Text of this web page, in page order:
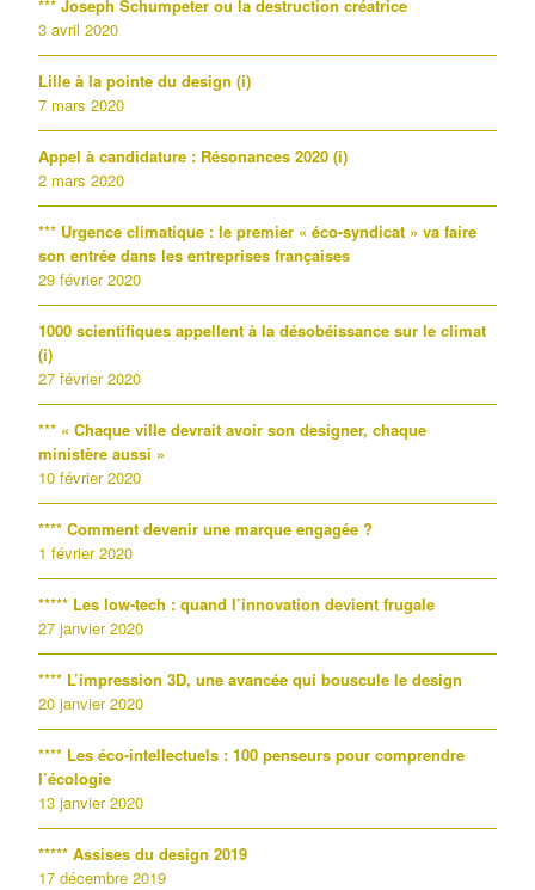
*** Joseph Schumpeter ou la destruction créatrice
3 avril 2020
Lille à la pointe du design (i)
7 mars 2020
Appel à candidature : Résonances 2020 (i)
2 mars 2020
*** Urgence climatique : le premier « éco-syndicat » va faire
son entrée dans les entreprises françaises
29 février 2020
1000 scientifiques appellent à la désobéissance sur le climat
(i)
27 février 2020
*** « Chaque ville devrait avoir son designer, chaque
ministère aussi »
10 février 2020
**** Comment devenir une marque engagée ?
1 février 2020
***** Les low-tech : quand l’innovation devient frugale
27 janvier 2020
**** L’impression 3D, une avancée qui bouscule le design
20 janvier 2020
**** Les éco-intellectuels : 100 penseurs pour comprendre
l’écologie
13 janvier 2020
***** Assises du design 2019
17 décembre 2019